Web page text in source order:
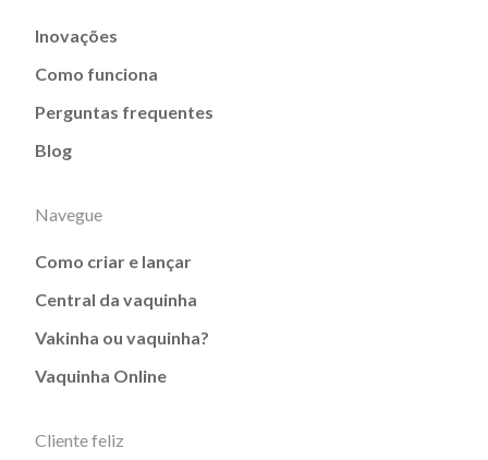
Inovações
Como funciona
Perguntas frequentes
Blog
Navegue
Como criar e lançar
Central da vaquinha
Vakinha ou vaquinha?
Vaquinha Online
Cliente feliz